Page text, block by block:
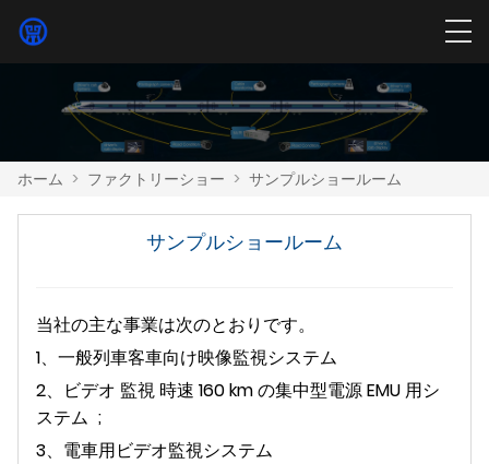
ホーム > ファクトリーショー > サンプルショールーム
サンプルショールーム
当社の主な事業は次のとおりです。
1、 一般列車客車向け映像監視システム
2、
ビデオ 監視 時速 160 km の集中型電源 EMU 用シ
ステム ;
3、 電車用ビデオ監視システム